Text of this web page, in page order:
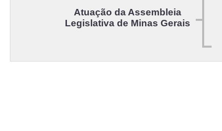
Atuação da Assembleia
Legislativa de Minas Gerais